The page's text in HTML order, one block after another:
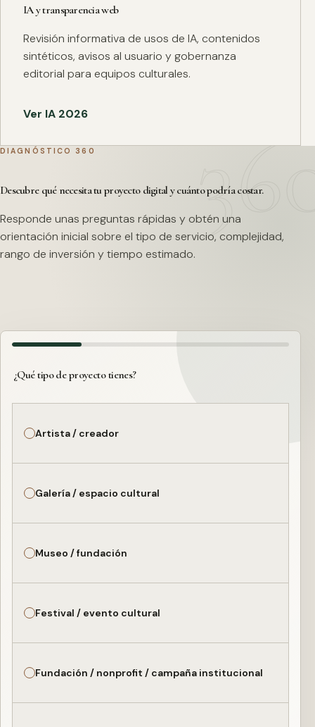
IA y transparencia web
Revisión informativa de usos de IA, contenidos
sintéticos, avisos al usuario y gobernanza
editorial para equipos culturales.
Ver IA 2026
DIAGNÓSTICO 360
Descubre qué necesita tu proyecto digital y cuánto podría costar.
Responde unas preguntas rápidas y obtén una
orientación inicial sobre el tipo de servicio, complejidad,
rango de inversión y tiempo estimado.
¿Qué tipo de proyecto tienes?
Artista / creador
Galería / espacio cultural
Museo / fundación
Festival / evento cultural
Fundación / nonprofit / campaña institucional